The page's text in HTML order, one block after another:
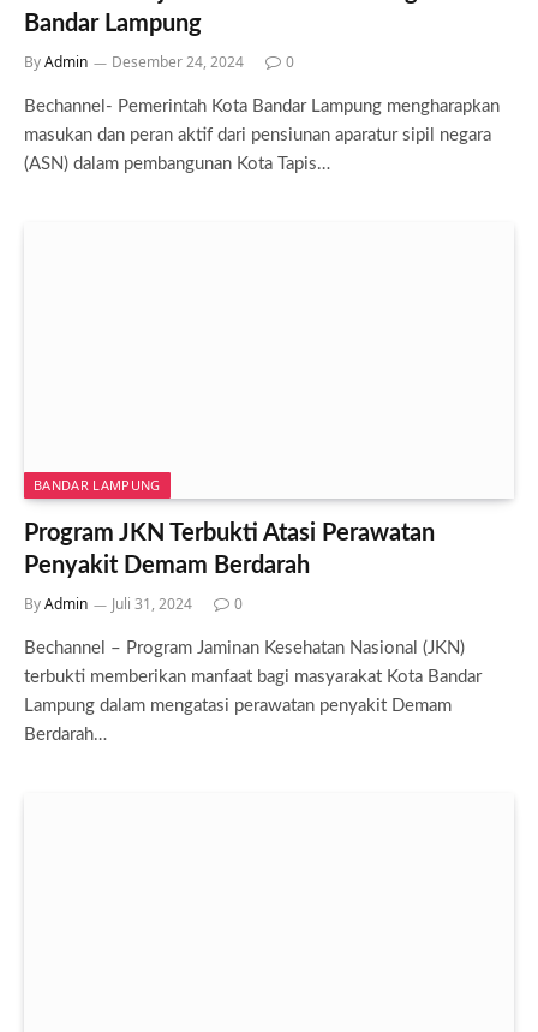
Bandar Lampung
ByAdmin Desember 24, 2024 0
Bechannel- Pemerintah Kota Bandar Lampung mengharapkan
masukan dan peran aktif dari pensiunan aparatur sipil negara
(ASN) dalam pembangunan Kota Tapis…
BANDAR LAMPUNG
Program JKN Terbukti Atasi Perawatan
Penyakit Demam Berdarah
ByAdmin Juli 31, 2024 0
Bechannel – Program Jaminan Kesehatan Nasional (JKN)
terbukti memberikan manfaat bagi masyarakat Kota Bandar
Lampung dalam mengatasi perawatan penyakit Demam
Berdarah…